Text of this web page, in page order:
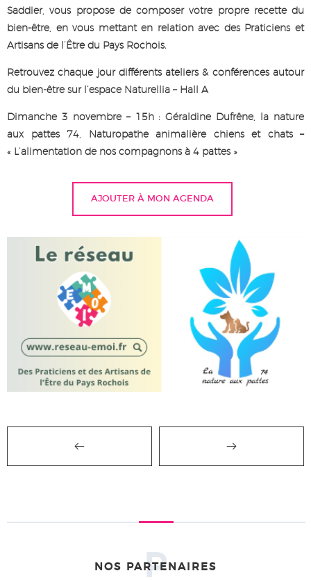
Saddier, vous propose de composer votre propre recette du
bien-être, en vous mettant en relation avec des Praticiens et
Artisans de l’Être du Pays Rochois.
Retrouvez chaque jour différents ateliers & conférences autour
du bien-être sur l’espace Naturellia – Hall A
Dimanche 3 novembre – 15h : Géraldine Dufrêne, la nature
aux pattes 74, Naturopathe animalière chiens et chats –
« L’alimentation de nos compagnons à 4 pattes »
AJOUTER À MON AGENDA
NOS PARTENAIRES
P